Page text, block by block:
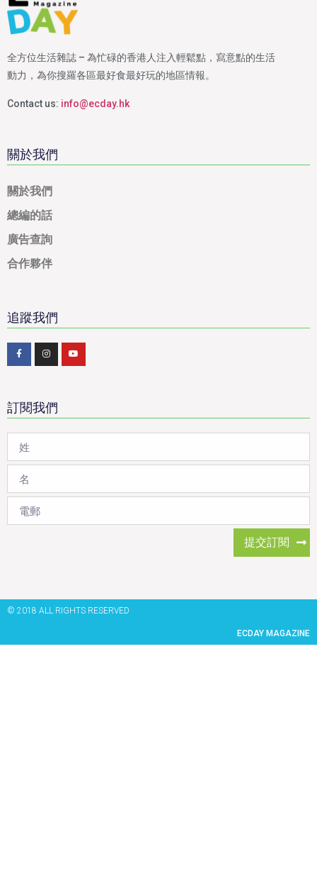
全方位生活雜誌 – 為忙碌的香港人注入輕鬆點，寫意點的生活
動力，為你搜羅各區最好食最好玩的地區情報。
Contact us: info@ecday.hk
關於我們
關於我們
總編的話
廣告查詢
合作夥伴
追蹤我們
訂閱我們
提交訂閱
© 2018 ALL RIGHTS RESERVED​
ECDAY MAGAZINE